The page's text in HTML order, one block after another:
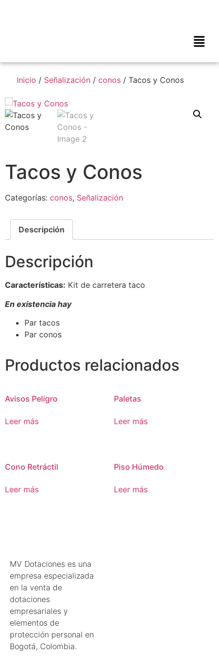
Inicio / Señalización / conos / Tacos y Conos
Tacos y Conos
Categorías: conos, Señalización
Descripción
Descripción
Características: Kit de carretera taco
En existencia hay
Par tacos
Par conos
Productos relacionados
Avisos Peligro
Leer más
Paletas
Leer más
Cono Retráctil
Leer más
Piso Húmedo
Leer más
MV Dotaciones es una
empresa especializada
en la venta de
dotaciones
empresariales y
elementos de
protección personal en
Bogotá, Colombia.